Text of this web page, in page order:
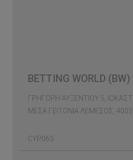
BETTING WORLD (BW)
ΓΡΗΓΟΡΗ ΑΥΞΕΝΤΙΟΥ 5,
ΜΕΣΑ ΓΕΙΤΟΝΙΑ ΛΕΜΕΣΟΣ, 4003
CYP063